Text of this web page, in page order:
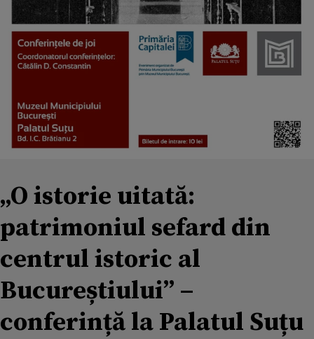
„O istorie uitată:
patrimoniul sefard din
centrul istoric al
Bucureștiului” –
conferință la Palatul Suțu